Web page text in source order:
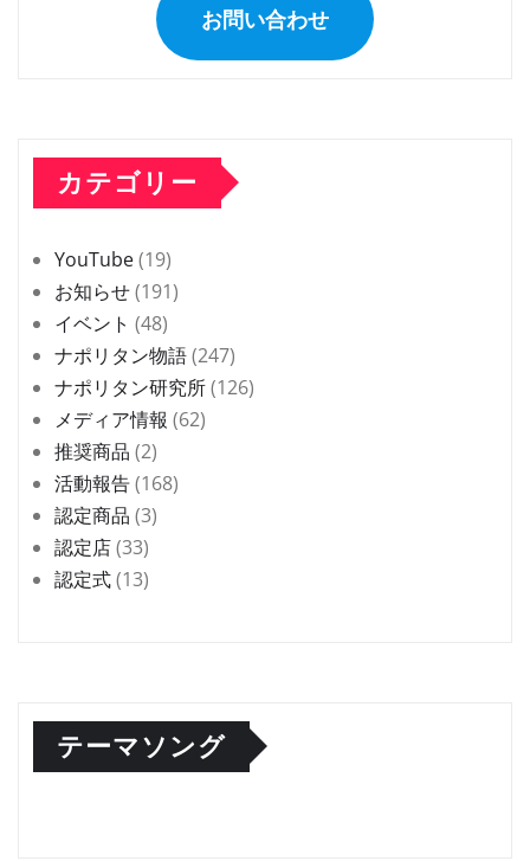
お問い合わせ
カテゴリー
YouTube(19)
お知らせ(191)
イベント (48)
ナポリタン物語(247)
ナポリタン研究所(126)
メディア情報 (62)
推奨商品 (2)
活動報告(168)
認定商品 (3)
認定店(33)
認定式(13)
テーマソング